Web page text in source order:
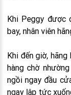
Khi Peggy được
bay, nhân viên
Khi đến giờ,
hàng chờ
ngồi ngay đầu
ngay lập tức